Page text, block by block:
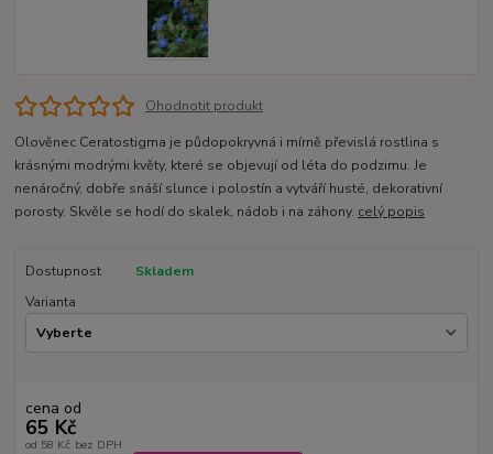
Ohodnotit produkt
Olověnec Ceratostigma je půdopokryvná i mírně převislá rostlina s
krásnými modrými květy, které se objevují od léta do podzimu. Je
nenáročný, dobře snáší slunce i polostín a vytváří husté, dekorativní
porosty. Skvěle se hodí do skalek, nádob i na záhony. celý popis
Dostupnost
Skladem
Varianta
cena od
65 Kč
od 58 Kč bez DPH